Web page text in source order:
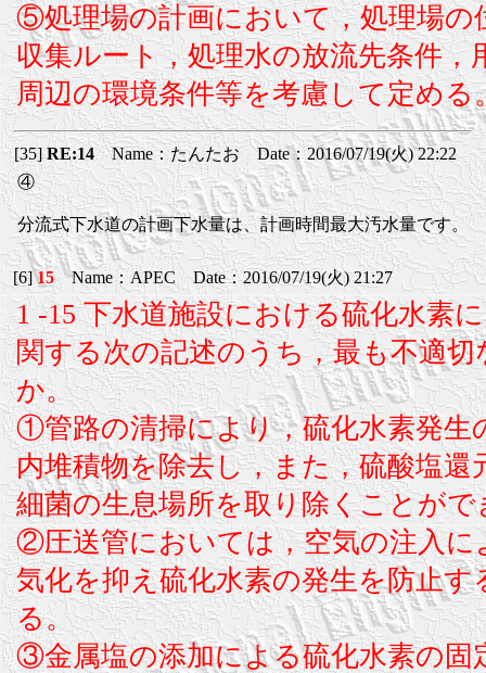
⑤処理場の計画において，処理場の
収集ルート，処理水の放流先条件，
周辺の環境条件等を考慮して定める
[35]RE:14Name：たんたお Date：2016/07/19(火) 22:22
④
分流式下水道の計画下水量は、計画時間最大汚水量です。
[6]15Name：APEC Date：2016/07/19(火) 21:27
1 -15 下水道施設における硫化水素
関する次の記述のうち，最も不適
か。
①管路の清掃により，硫化水素発生
内堆積物を除去し，また，硫酸塩還
細菌の生息場所を取り除くことがで
②圧送管においては，空気の注入に
気化を抑え硫化水素の発生を防止す
る。
③金属塩の添加による硫化水素の固